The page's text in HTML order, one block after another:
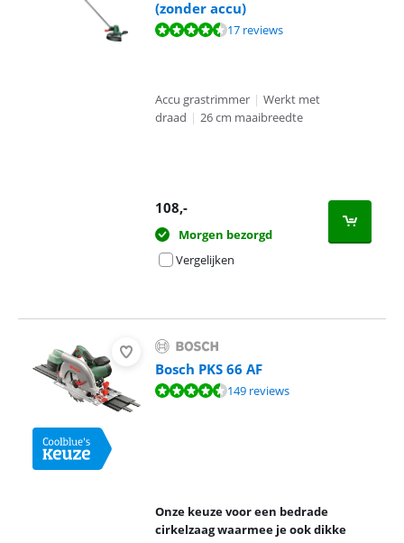
(zonder accu)
Beoordeling is 8,9 van de 10, gebaseerd op 17 reviews.
17 reviews
Accu grastrimmer | Werkt met
draad | 26 cm maaibreedte
108,-
Morgen bezorgd
Vergelijken
Bosch PKS 66 AF
Beoordeling is 8,5 van de 10, gebaseerd op 149 reviews.
149 reviews
Onze keuze voor een bedrade
cirkelzaag waarmee je ook dikke